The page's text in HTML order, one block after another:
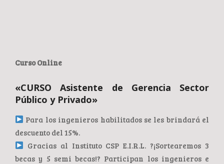
Curso Online
«CURSO Asistente de Gerencia Sector
Público y Privado»
Para los ingenieros habilitados se les brindará el
descuento del 15%.
Gracias al Instituto CSP E.I.R.L. ?¡Sortearemos 3
becas y 5 semi becas!? Participan los ingenieros e